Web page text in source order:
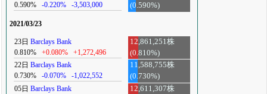
0.590%
-0.220% -3,503,000
(0.590%)
2021/03/23
23日 Barclays Bank
0.810%
+0.080% +1,272,496
12,861,251株
(0.810%)
22日 Barclays Bank
0.730%
-0.070% -1,022,552
11,588,755株
(0.730%)
05日 Barclays Bank
12,611,307株